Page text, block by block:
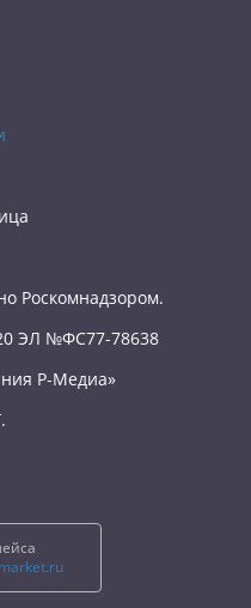
Роскомнадзором.
ЭЛ №ФС77-78638
Р-Медиа»